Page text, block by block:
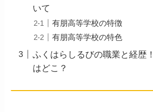
いて
有朋高等学校の特徴
有朋高等学校の特色
ふくはらしるびの職業と経歴
はどこ？